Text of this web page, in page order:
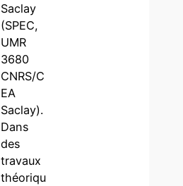
Saclay
(SPEC,
UMR
3680
CNRS/C
EA
Saclay).
Dans
des
travaux
théoriqu